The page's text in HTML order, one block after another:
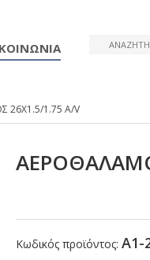
26Χ1.5/1.75 Α/V
Κωδικός προϊόντος:Α1-